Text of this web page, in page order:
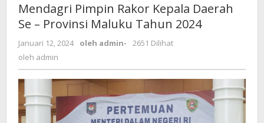
Mendagri Pimpin Rakor Kepala Daerah
Se – Provinsi Maluku Tahun 2024
Januari 12, 2024 oleh admin-
2651 Dilihat
oleh admin